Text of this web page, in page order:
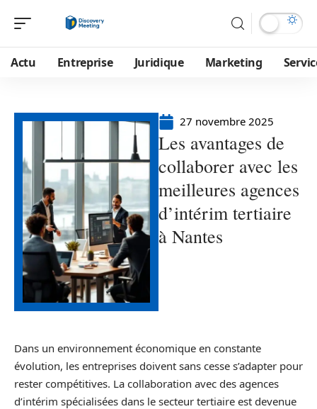
Actu Entreprise Juridique Marketing
27 novembre 2025
Les avantages de
collaborer avec les
meilleures agences
d’intérim tertiaire
à Nantes
Dans un environnement économique en constante
évolution, les entreprises doivent sans cesse s’adapter pour
rester compétitives. La collaboration avec des agences
d’intérim spécialisées dans le secteur tertiaire est devenue